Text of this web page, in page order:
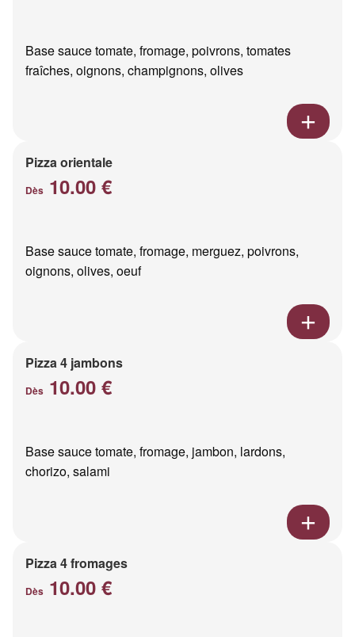
Base sauce tomate, fromage, poivrons, tomates
fraîches, oignons, champignons, olives
Pizza orientale
Dès 10.00 €
Base sauce tomate, fromage, merguez, poivrons,
oignons, olives, oeuf
Pizza 4 jambons
Dès 10.00 €
Base sauce tomate, fromage, jambon, lardons,
chorizo, salami
Pizza 4 fromages
Dès 10.00 €